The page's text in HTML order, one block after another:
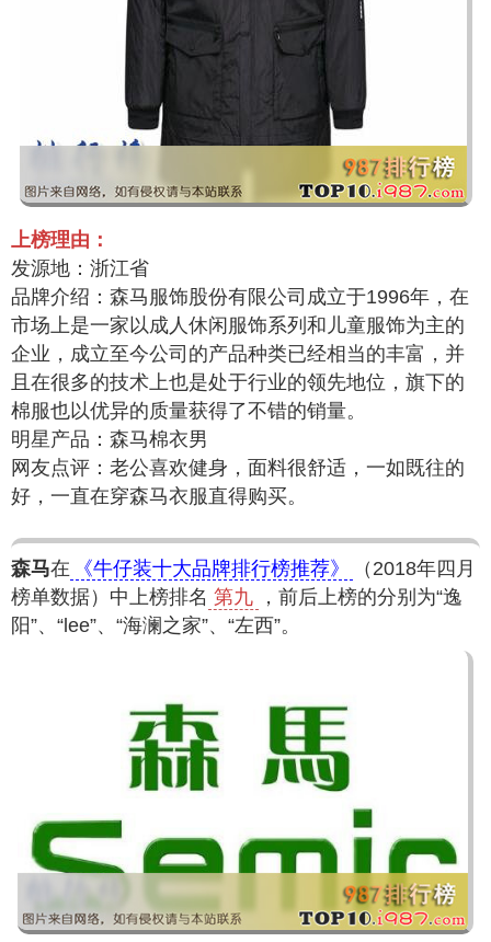
上榜理由：
发源地：浙江省
品牌介绍：森马服饰股份有限公司成立于1996年，在
市场上是一家以成人休闲服饰系列和儿童服饰为主的
企业，成立至今公司的产品种类已经相当的丰富，并
且在很多的技术上也是处于行业的领先地位，旗下的
棉服也以优异的质量获得了不错的销量。
明星产品：森马棉衣男
网友点评：老公喜欢健身，面料很舒适，一如既往的
好，一直在穿森马衣服直得购买。
森马在 《牛仔装十大品牌排行榜推荐》
（2018年四月
榜单数据）中上榜排名 第九
，前后上榜的分别为“逸
阳”、“lee”、“海澜之家”、“左西”。